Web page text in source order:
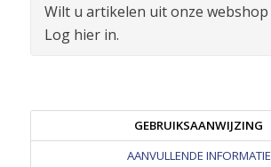
Wilt u artikelen uit onze webshop
Log hier in.
GEBRUIKSAANWIJZING
AANVULLENDE INFORMATIE